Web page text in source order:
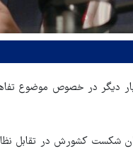
دیگر در خصوص موضوع
شکست کشورش در تقابل